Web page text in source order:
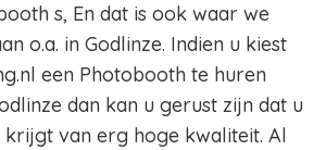
s, En dat is ook waar we
o.a. in Godlinze. Indien u kiest
een Photobooth te huren
dan kan u gerust zijn dat u
van erg hoge kwaliteit. Al